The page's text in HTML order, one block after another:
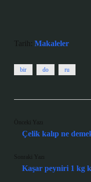
Tarih: Makaleler
bir do ru
Önceki Yazı
Çelik kalıp ne
Sonraki Yazı
Kaşar peyniri 1 kg